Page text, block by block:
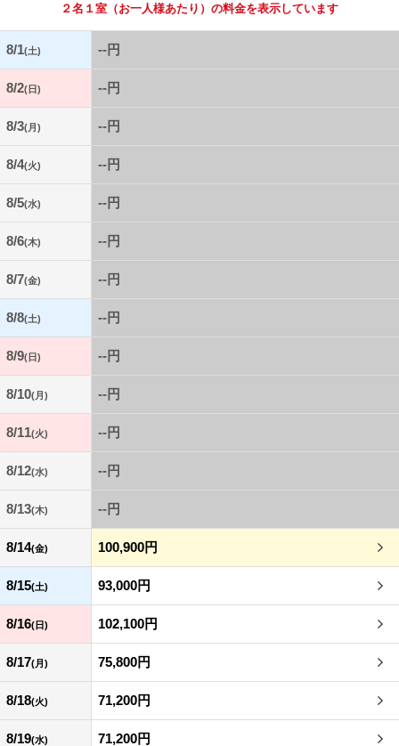
２名１室 （お一人様あたり）の料金を表示しています
8/1(土) --円
8/2(日) --円
8/3(月) --円
8/4(火) --円
8/5(水) --円
8/6(木) --円
8/7(金) --円
8/8(土) --円
8/9(日) --円
8/10(月) --円
8/11(火) --円
8/12(水) --円
8/13(木) --円
8/14(金) 100,900円
8/15(土) 93,000円
8/16(日) 102,100円
8/17(月) 75,800円
8/18(火) 71,200円
8/19(水) 71,200円